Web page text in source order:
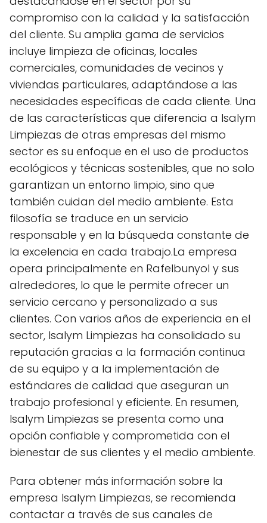
compromiso con la calidad y la satisfacción
del cliente. Su amplia gama de servicios
incluye limpieza de oficinas, locales
comerciales, comunidades de vecinos y
viviendas particulares, adaptándose a las
necesidades específicas de cada cliente. Una
de las características que diferencia a Isalym
Limpiezas de otras empresas del mismo
sector es su enfoque en el uso de productos
ecológicos y técnicas sostenibles, que no solo
garantizan un entorno limpio, sino que
también cuidan del medio ambiente. Esta
filosofía se traduce en un servicio
responsable y en la búsqueda constante de
la excelencia en cada trabajo.La empresa
opera principalmente en Rafelbunyol y sus
alrededores, lo que le permite ofrecer un
servicio cercano y personalizado a sus
clientes. Con varios años de experiencia en el
sector, Isalym Limpiezas ha consolidado su
reputación gracias a la formación continua
de su equipo y a la implementación de
estándares de calidad que aseguran un
trabajo profesional y eficiente. En resumen,
Isalym Limpiezas se presenta como una
opción confiable y comprometida con el
bienestar de sus clientes y el medio ambiente.
Para obtener más información sobre la
empresa Isalym Limpiezas, se recomienda
contactar a través de sus canales de